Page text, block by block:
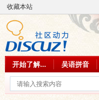
收藏本站
开始了解... 吴语拼音